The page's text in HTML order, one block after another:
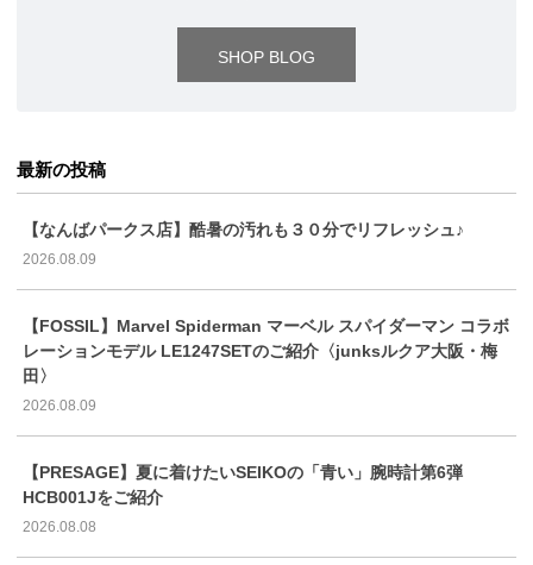
SHOP BLOG
最新の投稿
【なんばパークス店】酷暑の汚れも３０分でリフレッシュ♪
2026.08.09
【FOSSIL】Marvel Spiderman マーベル スパイダーマン コラボ
レーションモデル LE1247SETのご紹介〈junksルクア大阪・梅
田〉
2026.08.09
【PRESAGE】夏に着けたいSEIKOの「青い」腕時計第6弾
HCB001Jをご紹介
2026.08.08